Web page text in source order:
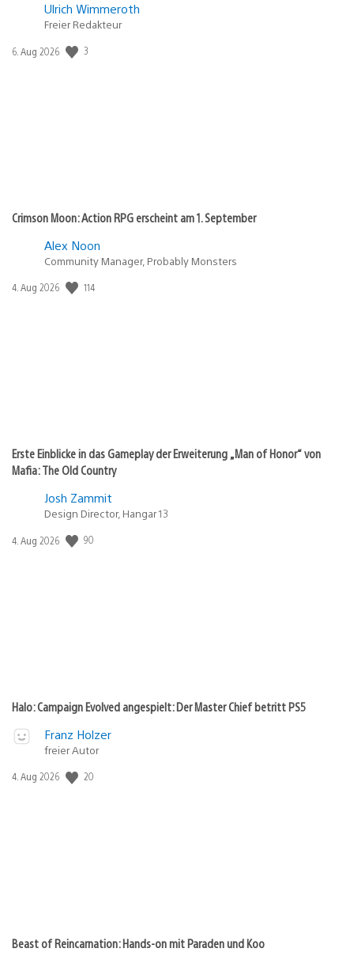
Ulrich Wimmeroth
Freier Redakteur
Veröffentlichungsdatum:
6. Aug 2026 3
Crimson Moon: Action RPG erscheint am 1. September
Alex Noon
Community Manager, Probably Monsters
Veröffentlichungsdatum:
4. Aug 2026 114
Erste Einblicke in das Gameplay der Erweiterung „Man of Honor“ von
Mafia: The Old Country
Josh Zammit
Design Director, Hangar 13
Veröffentlichungsdatum:
4. Aug 2026 90
Halo: Campaign Evolved angespielt: Der Master Chief betritt PS5
Franz Holzer
freier Autor
Veröffentlichungsdatum:
4. Aug 2026 20
Beast of Reincarnation: Hands-on mit Paraden und Koo